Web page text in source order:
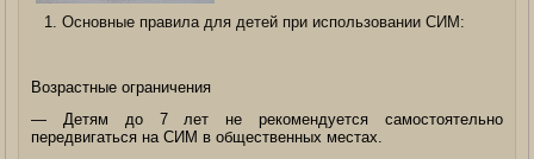
Основные правила для детей при использовании СИМ:
Возрастные ограничения
— Детям до 7 лет не рекомендуется самостоятельно
передвигаться на СИМ в общественных местах.